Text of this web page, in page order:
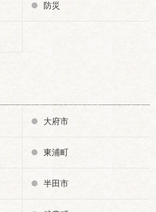
防災
大府市
東浦町
半田市